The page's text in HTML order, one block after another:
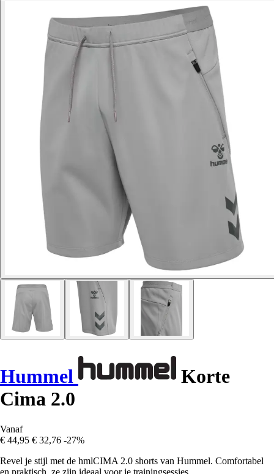
Hummel
Korte
Cima 2.0
Vanaf
€ 44,95 € 32,76 -27%
Revel je stijl met de hmlCIMA 2.0 shorts van Hummel. Comfortabel
en praktisch, ze zijn ideaal voor je trainingsessies.